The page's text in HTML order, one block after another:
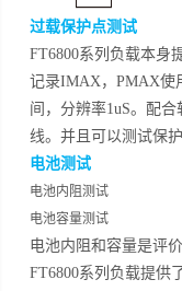
过载保护点测试
FT6800系列负载本身
记录IMAX，PMAX使
间，分辨率1uS。配
线。并且可以测试保
电池测试
电池内阻测试
电池容量测试
电池内阻和容量是评
FT6800系列负载提供